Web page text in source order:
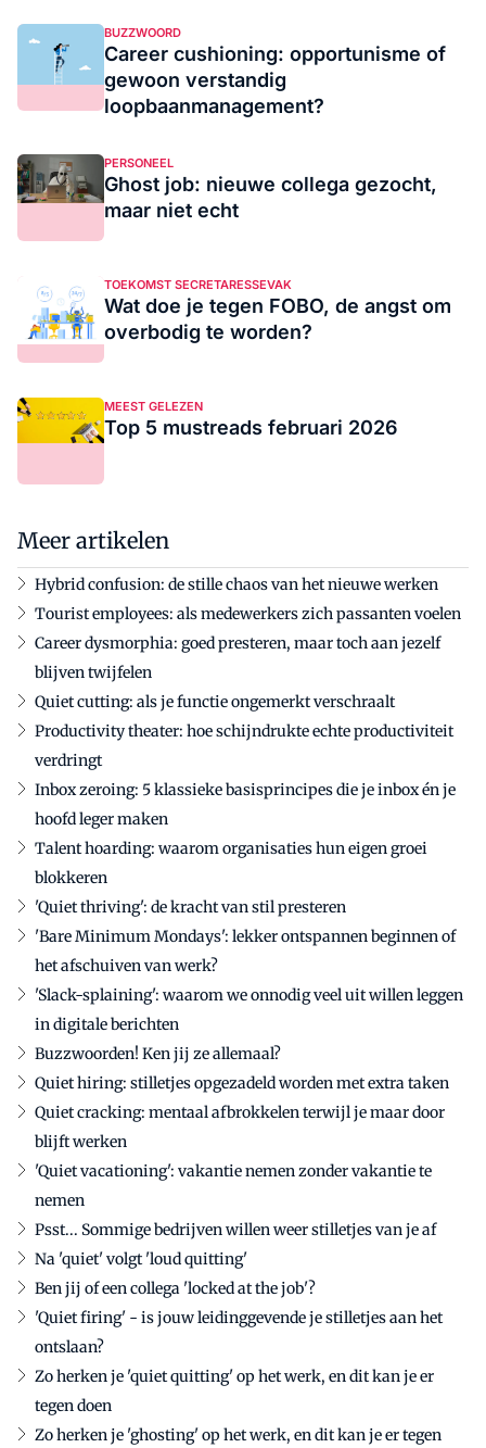
BUZZWOORD
Career cushioning: opportunisme of
gewoon verstandig
loopbaanmanagement?
PERSONEEL
Ghost job: nieuwe collega gezocht,
maar niet echt
TOEKOMST SECRETARESSEVAK
Wat doe je tegen FOBO, de angst om
overbodig te worden?
MEEST GELEZEN
Top 5 mustreads februari 2026
Meer artikelen
Hybrid confusion: de stille chaos van het nieuwe werken
Tourist employees: als medewerkers zich passanten voelen
Career dysmorphia: goed presteren, maar toch aan jezelf
blijven twijfelen
Quiet cutting: als je functie ongemerkt verschraalt
Productivity theater: hoe schijndrukte echte productiviteit
verdringt
Inbox zeroing: 5 klassieke basisprincipes die je inbox én je
hoofd leger maken
Talent hoarding: waarom organisaties hun eigen groei
blokkeren
'Quiet thriving': de kracht van stil presteren
'Bare Minimum Mondays': lekker ontspannen beginnen of
het afschuiven van werk?
'Slack-splaining': waarom we onnodig veel uit willen leggen
in digitale berichten
Buzzwoorden! Ken jij ze allemaal?
Quiet hiring: stilletjes opgezadeld worden met extra taken
Quiet cracking: mentaal afbrokkelen terwijl je maar door
blijft werken
'Quiet vacationing': vakantie nemen zonder vakantie te
nemen
Psst... Sommige bedrijven willen weer stilletjes van je af
Na 'quiet' volgt 'loud quitting'
Ben jij of een collega 'locked at the job'?
'Quiet firing' - is jouw leidinggevende je stilletjes aan het
ontslaan?
Zo herken je 'quiet quitting' op het werk, en dit kan je er
tegen doen
Zo herken je 'ghosting' op het werk, en dit kan je er tegen